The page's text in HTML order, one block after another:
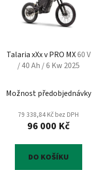
Talaria xXx v PRO MX60 V
/ 40 Ah / 6 Kw 2025
Možnost předobjednávky
79 338,84 Kč bez DPH
96 000 Kč
DO KOŠÍKU